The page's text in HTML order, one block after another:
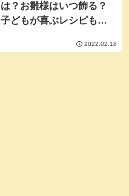
は？お雛様はいつ飾る？
子どもが喜ぶレシピもご
2022.02.18